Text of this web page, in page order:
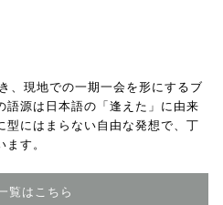
、現地での一期一会を形にするブ
語源は日本語の「逢えた」に由来
型にはまらない自由な発想で、丁
す。
覧はこちら